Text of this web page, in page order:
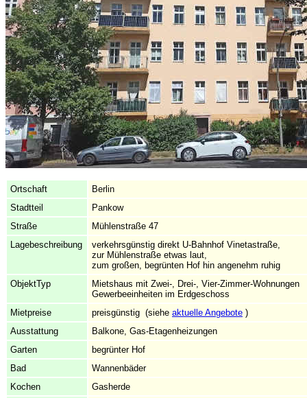
Ortschaft
Berlin
Stadtteil
Pankow
Straße
Mühlenstraße 47
Lagebeschreibung
verkehrsgünstig direkt U-Bahnhof Vinetastraße,
zur Mühlenstraße etwas laut,
zum großen, begrünten Hof hin angenehm ruhig
ObjektTyp
Mietshaus mit Zwei-, Drei-, Vier-Zimmer-Wohnungen
Gewerbeeinheiten im Erdgeschoss
Mietpreise
preisgünstig (siehe aktuelle Angebote )
Ausstattung
Balkone, Gas-Etagenheizungen
Garten
begrünter Hof
Bad
Wannenbäder
Kochen
Gasherde